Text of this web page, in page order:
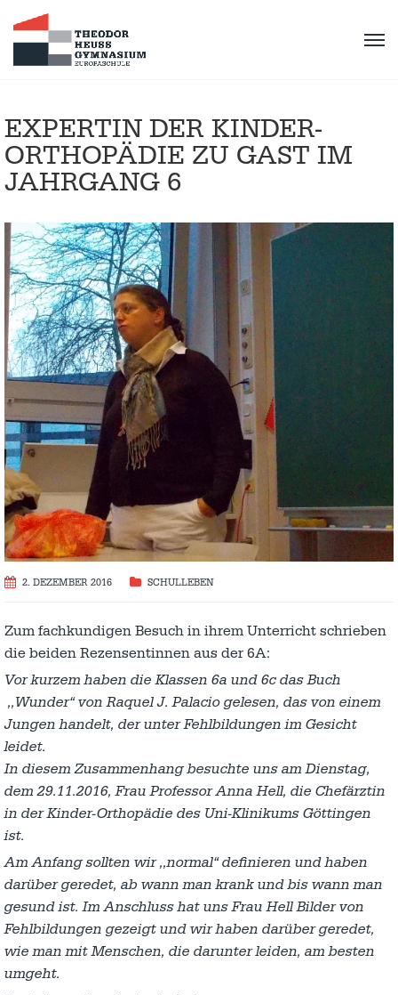
EXPERTIN DER KINDER-
ORTHOPÄDIE ZU GAST IM
JAHRGANG 6
2. DEZEMBER 2016 SCHULLEBEN
Zum fachkundigen Besuch in ihrem Unterricht schrieben
die beiden Rezensentinnen aus der 6A:
Vor kurzem haben die Klassen 6a und 6c das Buch
,,Wunder“ von Raquel J. Palacio gelesen, das von einem
Jungen handelt, der unter Fehlbildungen im Gesicht
leidet.
In diesem Zusammenhang besuchte uns am Dienstag,
dem 29.11.2016, Frau Professor Anna Hell, die Chefärztin
in der Kinder-Orthopädie des Uni-Klinikums Göttingen
ist.
Am Anfang sollten wir ,,normal“ definieren und haben
darüber geredet, ab wann man krank und bis wann man
gesund ist. Im Anschluss hat uns Frau Hell Bilder von
Fehlbildungen gezeigt und wir haben darüber geredet,
wie man mit Menschen, die darunter leiden, am besten
umgeht.